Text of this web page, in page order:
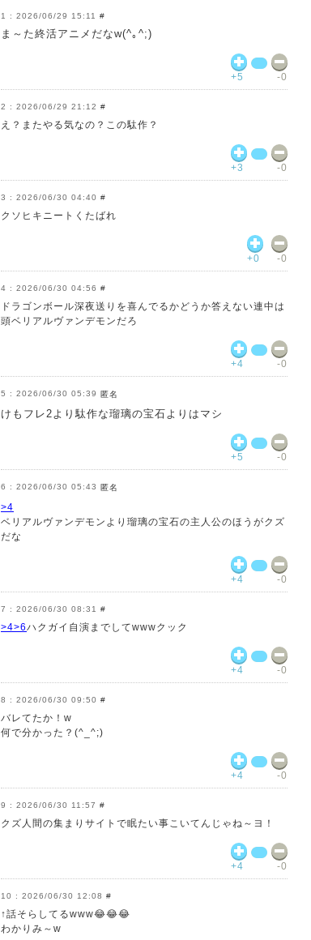
2026/06/29 15:11 #
ま～た終活アニメだなw(^｡^;)
+5 -0
2026/06/29 21:12 #
え？またやる気なの？この駄作？
+3 -0
2026/06/30 04:40 #
クソヒキニートくたばれ
+0 -0
2026/06/30 04:56 #
ドラゴンボール深夜送りを喜んでるかどうか答えない連中は
頭ベリアルヴァンデモンだろ
+4 -0
2026/06/30 05:39 匿名
けもフレ2より駄作な瑠璃の宝石よりはマシ
+5 -0
2026/06/30 05:43 匿名
>4
ベリアルヴァンデモンより瑠璃の宝石の主人公のほうがクズ
だな
+4 -0
2026/06/30 08:31 #
>4>6ハクガイ自演までしてwwwクック
+4 -0
2026/06/30 09:50 #
バレてたか！w
何で分かった？(^_^;)
+4 -0
2026/06/30 11:57 #
クズ人間の集まりサイトで眠たい事こいてんじゃね～ヨ！
+4 -0
2026/06/30 12:08 #
↑話そらしてるwww😂😂😂
わかりみ～w